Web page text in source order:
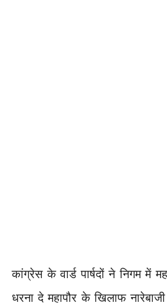
कांग्रेस के वार्ड पार्षदों ने निगम में
धरना दे महापौर के खिलाफ